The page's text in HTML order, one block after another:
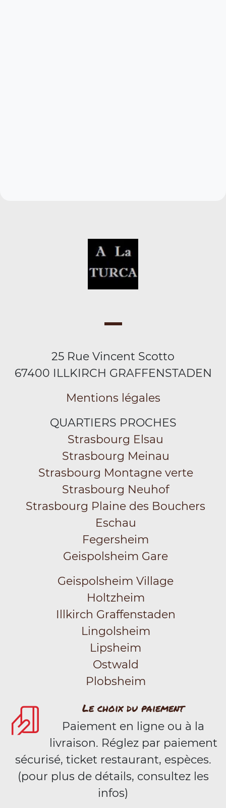
25 Rue Vincent Scotto
67400 ILLKIRCH GRAFFENSTADEN
Mentions légales
QUARTIERS PROCHES
Strasbourg Elsau
Strasbourg Meinau
Strasbourg Montagne verte
Strasbourg Neuhof
Strasbourg Plaine des Bouchers
Eschau
Fegersheim
Geispolsheim Gare
Geispolsheim Village
Holtzheim
Illkirch Graffenstaden
Lingolsheim
Lipsheim
Ostwald
Plobsheim
Le choix du paiement
Paiement en ligne ou à la
livraison. Réglez par paiement
sécurisé, ticket restaurant, espèces.
(pour plus de détails, consultez les
infos)